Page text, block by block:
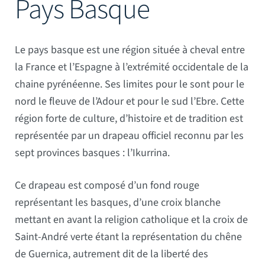
Mâts
Pays Basque
Le pays basque est une région située à cheval entre
la France et l’Espagne à l’extrémité occidentale de la
chaine pyrénéenne. Ses limites pour le sont pour le
nord le fleuve de l’Adour et pour le sud l’Ebre. Cette
région forte de culture, d’histoire et de tradition est
représentée par un drapeau officiel reconnu par les
sept provinces basques : l’Ikurrina.
Ce drapeau est composé d’un fond rouge
représentant les basques, d’une croix blanche
mettant en avant la religion catholique et la croix de
Saint-André verte étant la représentation du chêne
de Guernica, autrement dit de la liberté des